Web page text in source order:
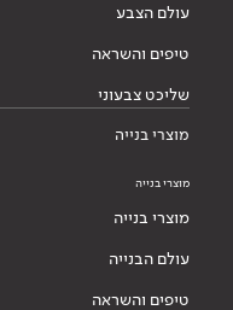
עולם הצבע
טיפים והשראה
שליכט צבעוני
מוצרי בנייה
מוצרי בנייה
מוצרי בנייה
עולם הבנייה
טיפים והשראה